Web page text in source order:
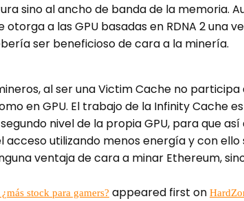
sino al ancho de banda de la memoria.
a las GPU basadas en RDNA 2 una
ser beneficioso de cara a la minería.
al ser una Victim Cache no
en GPU. El trabajo de la Infinity Cache
nivel de la propia GPU, para que así
utilizando menos energía y con
ventaja de cara a minar Ethereum,
stock para gamers? appeared first on